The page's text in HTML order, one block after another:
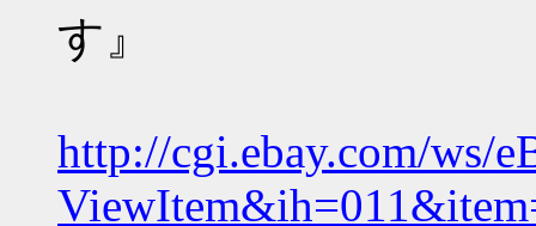
す』
http://cgi.ebay.com/ws/